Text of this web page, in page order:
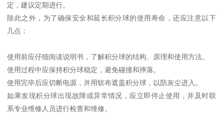
定，建议定期进行。
除此之外，为了确保安全和延长积分球的使用寿命，还应注意以下
几点：
使用前应仔细阅读说明书，了解积分球的结构、原理和使用方法。
使用过程中应保持积分球稳定，避免碰撞和摔落。
使用完毕后应切断电源，并用软布遮盖积分球，以防灰尘进入。
如果发现积分球出现故障或异常情况，应立即停止使用，并及时联
系专业维修人员进行检查和维修。